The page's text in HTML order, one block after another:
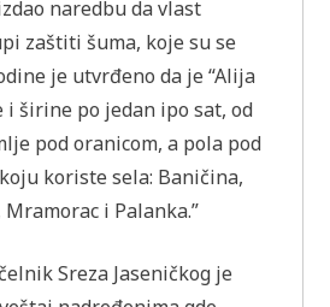
naredbu da vlast
zaštiti šuma, koje su se
je utvrđeno da je “Alija
i širine po jedan ipo sat, od
pod oranicom, a pola pod
koriste sela: Baničina,
Mramorac i Palanka.”
Sreza Jaseničkog je